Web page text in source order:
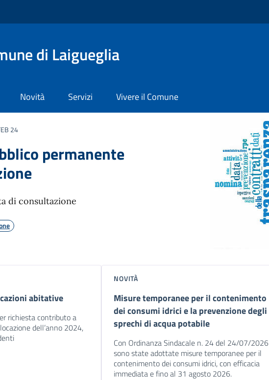
di Laigueglia
Novità Servizi Vivere il Comune
24
permanente
di consultazione
abitative
richiesta contributo a
dell’anno 2024,
NOVITÀ
Misure temporanee per il contenimento
dei consumi idrici e la prevenzione degli
sprechi di acqua potabile
Con Ordinanza Sindacale n. 24 del 24/07/2026
sono state adottate misure temporanee per il
contenimento dei consumi idrici, con efficacia
immediata e fino al 31 agosto 2026.